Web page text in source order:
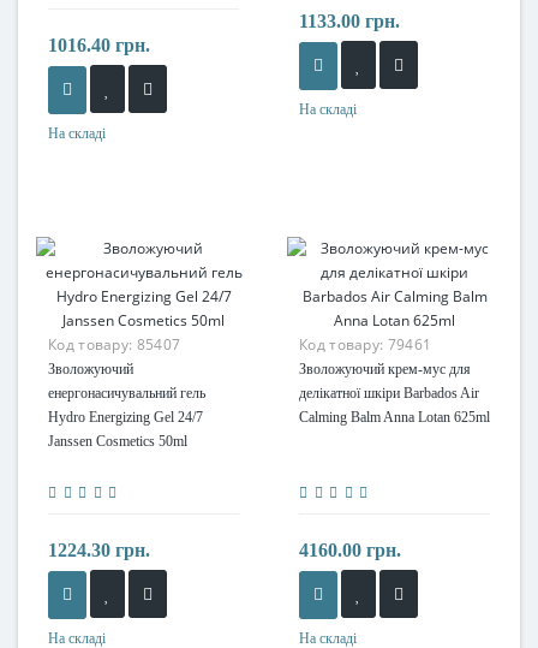
1016.40 грн.
На складі
1133.00 грн.
На складі
Код товару: 85407
Зволожуючий
енергонасичувальний гель
Hydro Energizing Gel 24/7
Janssen Cosmetics 50ml
1224.30 грн.
На складі
Код товару: 79461
Зволожуючий крем-мус для
делікатної шкіри Barbados Air
Calming Balm Anna Lotan 625ml
4160.00 грн.
На складі